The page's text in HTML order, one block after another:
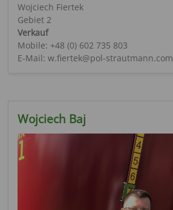
Wojciech Fiertek
Gebiet 2
Verkauf
Mobile: +48 (0) 602 735 803
E-Mail: w.fiertek@pol-strautmann.com
Wojciech Baj